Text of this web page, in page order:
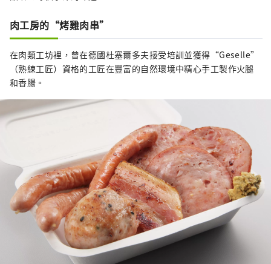
肉工房的“烤雞肉串”
在肉類工坊裡，曾在德國杜塞爾多夫接受培訓並獲得“Geselle”
（熟練工匠）資格的工匠在豐富的自然環境中精心手工製作火腿
和香腸。